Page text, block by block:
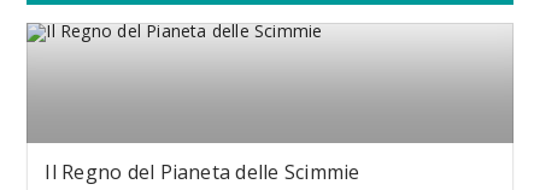
Il Regno del Pianeta delle Scimmie